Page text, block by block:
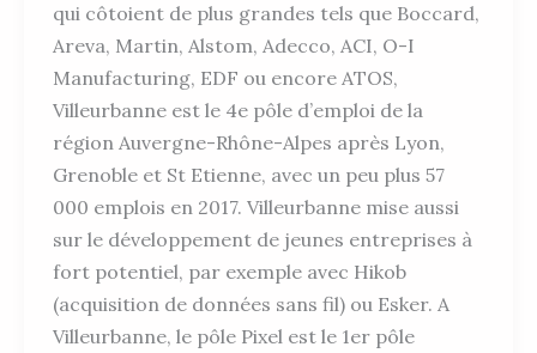
qui côtoient de plus grandes tels que Boccard,
Areva, Martin, Alstom, Adecco, ACI, O-I
Manufacturing, EDF ou encore ATOS,
Villeurbanne est le 4e pôle d’emploi de la
région Auvergne-Rhône-Alpes après Lyon,
Grenoble et St Etienne, avec un peu plus 57
000 emplois en 2017. Villeurbanne mise aussi
sur le développement de jeunes entreprises à
fort potentiel, par exemple avec Hikob
(acquisition de données sans fil) ou Esker. A
Villeurbanne, le pôle Pixel est le 1er pôle